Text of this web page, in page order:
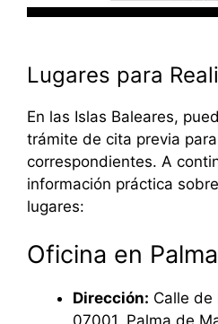
Lugares para
En las Islas Baleares,
trámite de cita previa
correspondientes. A
información práctica
lugares:
Oficina en
Dirección: Calle de